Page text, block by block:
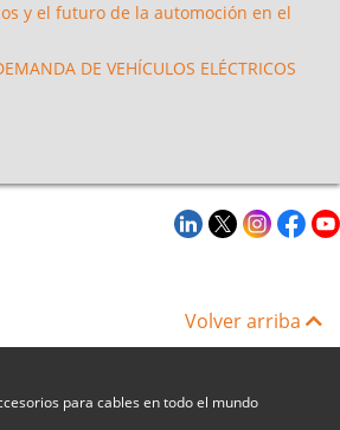
y el futuro de la automoción en el
DE VEHÍCULOS ELÉCTRICOS
Volver arriba
para cables en todo el mundo